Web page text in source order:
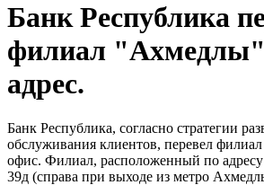
Банк Республика
филиал
адрес.
Банк Республика, согласно стратегии
обслуживания клиентов, перевел
офис. Филиал, расположенный по
39д (справа при выходе из метро